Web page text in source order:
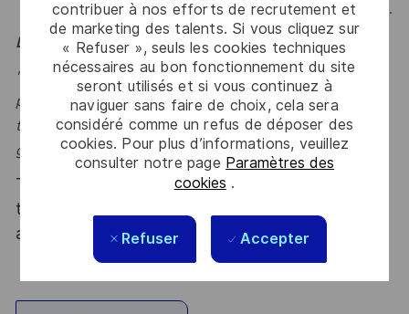
contribuer à nos efforts de recrutement et
de marketing des talents. Si vous cliquez sur
« Refuser », seuls les cookies techniques
nécessaires au bon fonctionnement du site
seront utilisés et si vous continuez à
naviguer sans faire de choix, cela sera
considéré comme un refus de déposer des
cookies. Pour plus d’informations, veuillez
consulter notre page Paramètres des
cookies .
Refuser Accepter
business development, animation interne, capitalisation).
Le mot de l'équipe
"Dans un monde où la donnée et l’IA redéfinissent la
performance, nous accompagnons nos clients pour
transformer leurs usages, structurer leurs fondations et
générer un impact mesurable et durable." Jean-Paul
Thales, entreprise Handi-Engagée, reconnait
tous les talents. La diversité est notre meilleur
atout. Postulez et rejoignez nous !